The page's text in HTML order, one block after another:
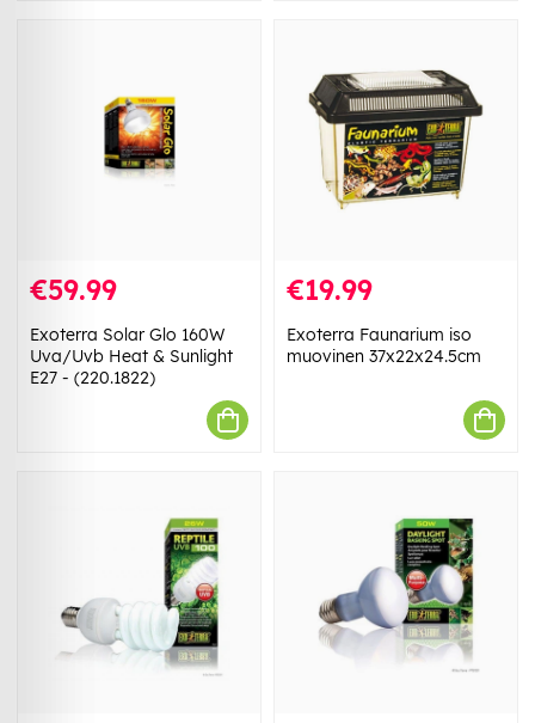
€59.99
Exoterra Solar Glo 160W
Uva/Uvb Heat & Sunlight
E27 - (220.1822)
€19.99
Exoterra Faunarium iso
muovinen 37x22x24.5cm